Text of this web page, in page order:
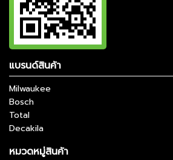
แบรนด์สินค้า
Milwaukee
Bosch
Total
Decakila
หมวดหมู่สินค้า